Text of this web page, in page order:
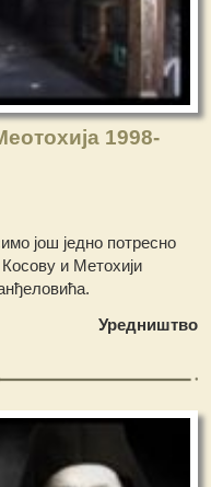
1998-
још једно потресно
и Метохији
Уредништво